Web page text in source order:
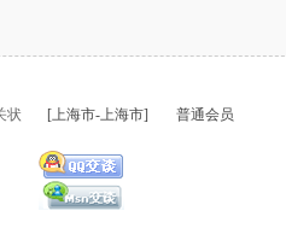
状
[上海市-上海市] 普通会员